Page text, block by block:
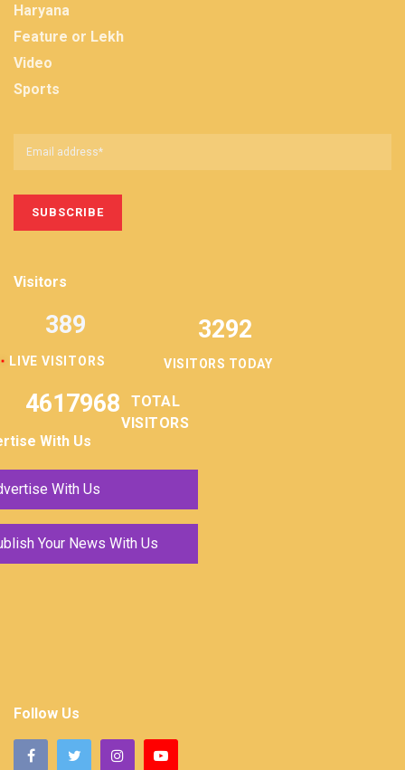
Haryana
Feature or Lekh
Video
Sports
Visitors
LIVE VISITORS
389 3292
VISITORS TODAY
4617968
TOTAL
VISITORS
With Us
With Us
Your News With Us
Follow Us